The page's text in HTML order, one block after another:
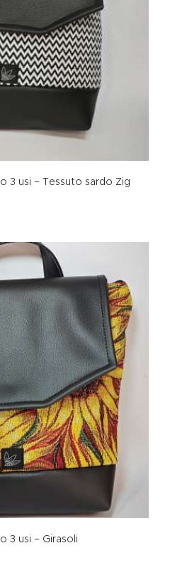
3 usi – Tessuto sardo Zig
3 usi – Girasoli